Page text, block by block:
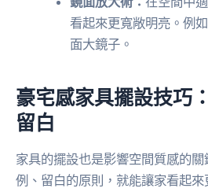
看起來更寬敞明亮。例
面大鏡子。
豪宅感家具擺設技巧
留白
家具的擺設也是影響空間質感的
例、留白的原則，就能讓家看起